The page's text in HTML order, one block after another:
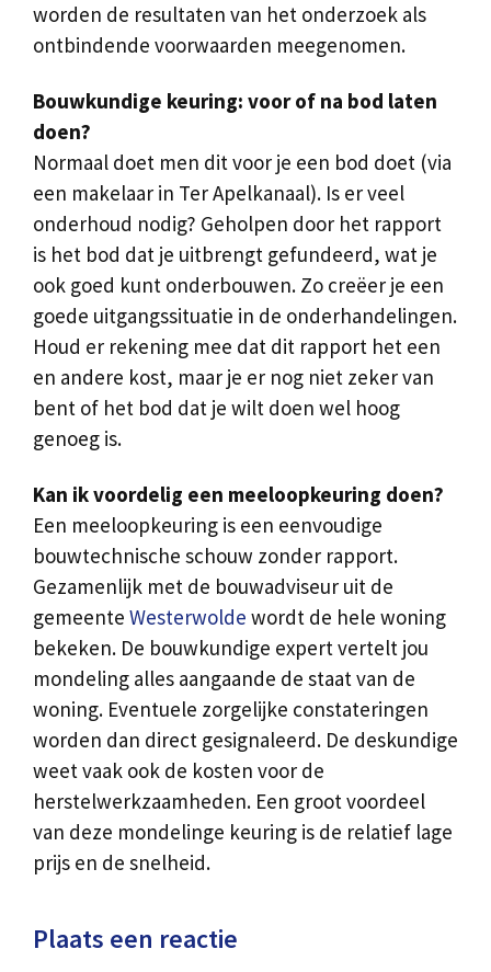
worden de resultaten van het onderzoek als
ontbindende voorwaarden meegenomen.
Bouwkundige keuring: voor of na bod laten
doen?
Normaal doet men dit voor je een bod doet (via
een makelaar in Ter Apelkanaal). Is er veel
onderhoud nodig? Geholpen door het rapport
is het bod dat je uitbrengt gefundeerd, wat je
ook goed kunt onderbouwen. Zo creëer je een
goede uitgangssituatie in de onderhandelingen.
Houd er rekening mee dat dit rapport het een
en andere kost, maar je er nog niet zeker van
bent of het bod dat je wilt doen wel hoog
genoeg is.
Kan ik voordelig een meeloopkeuring doen?
Een meeloopkeuring is een eenvoudige
bouwtechnische schouw zonder rapport.
Gezamenlijk met de bouwadviseur uit de
gemeente Westerwolde wordt de hele woning
bekeken. De bouwkundige expert vertelt jou
mondeling alles aangaande de staat van de
woning. Eventuele zorgelijke constateringen
worden dan direct gesignaleerd. De deskundige
weet vaak ook de kosten voor de
herstelwerkzaamheden. Een groot voordeel
van deze mondelinge keuring is de relatief lage
prijs en de snelheid.
Plaats een reactie